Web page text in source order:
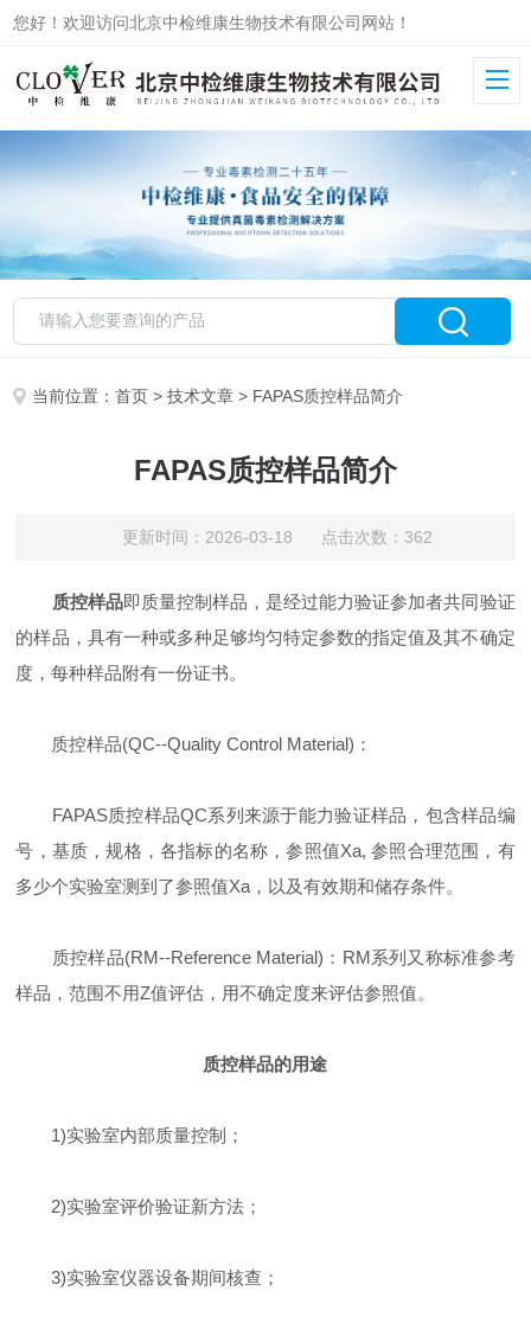
您好！欢迎访问北京中检维康生物技术有限公司网站！
当前位置：首页 >技术文章 > FAPAS质控样品简介
FAPAS质控样品简介
更新时间：2026-03-18 点击次数：362
质控样品即质量控制样品，是经过能力验证参加者共同验证
的样品，具有一种或多种足够均匀特定参数的指定值及其不确定
度，每种样品附有一份证书。
质控样品(QC--Quality Control Material)：
FAPAS质控样品QC系列来源于能力验证样品，包含样品编
号，基质，规格，各指标的名称，参照值Xa, 参照合理范围，有
多少个实验室测到了参照值Xa，以及有效期和储存条件。
质控样品(RM--Reference Material)：RM系列又称标准参考
样品，范围不用Z值评估，用不确定度来评估参照值。
质控样品的用途
1)实验室内部质量控制；
2)实验室评价验证新方法；
3)实验室仪器设备期间核查；